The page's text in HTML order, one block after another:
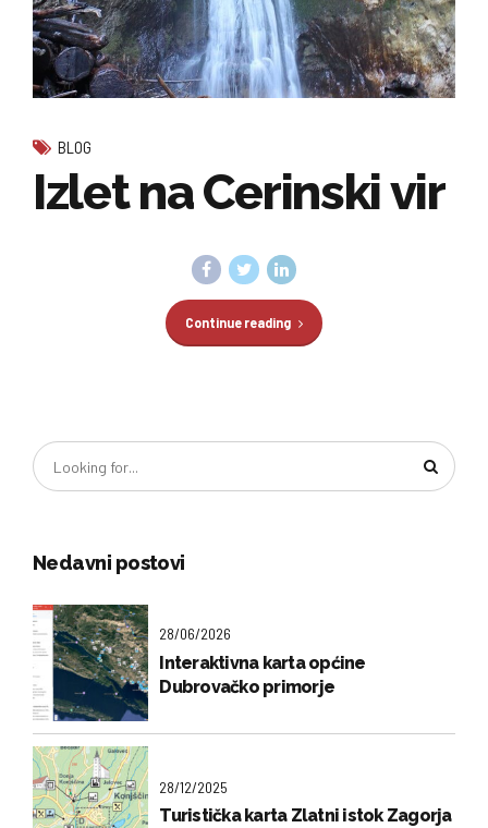
BLOG
Izlet na Cerinski vir
Continue reading
Nedavni postovi
28/06/2026
Interaktivna karta općine
Dubrovačko primorje
28/12/2025
Turistička karta Zlatni istok Zagorja